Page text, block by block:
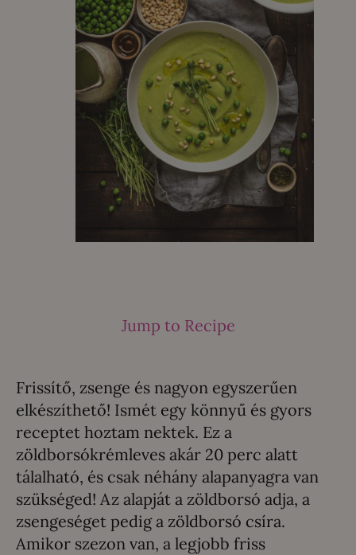
Jump to Recipe
Frissítő, zsenge és nagyon egyszerűen
elkészíthető! Ismét egy könnyű és gyors
receptet hoztam nektek. Ez a
zöldborsókrémleves akár 20 perc alatt
tálalható, és csak néhány alapanyagra van
szükséged! Az alapját a zöldborsó adja, a
zsengeséget pedig a zöldborsó csíra.
Amikor szezon van, a legjobb friss